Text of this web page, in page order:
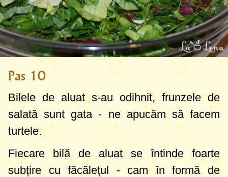
Pas 10
Bilele de aluat s-au odihnit, frunzele de
salată sunt gata - ne apucăm să facem
turtele.
Fiecare bilă de aluat se întinde foarte
subțire cu făcălețul - cam în formă de